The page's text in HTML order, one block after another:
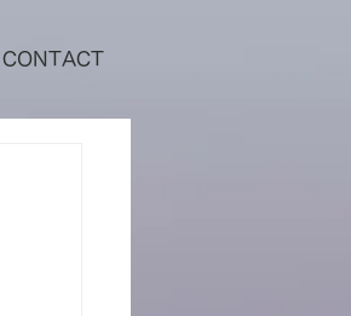
CONTACT